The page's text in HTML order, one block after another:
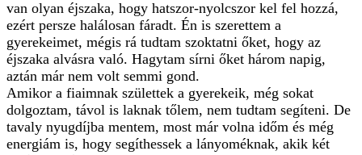
van olyan éjszaka, hogy hatszor-nyolcszor kel fel hozzá,
ezért persze halálosan fáradt. Én is szerettem a
gyerekeimet, mégis rá tudtam szoktatni őket, hogy az
éjszaka alvásra való. Hagytam sírni őket három napig,
aztán már nem volt semmi gond.
Amikor a fiaimnak születtek a gyerekeik, még sokat
dolgoztam, távol is laknak tőlem, nem tudtam segíteni. De
tavaly nyugdíjba mentem, most már volna időm és még
energiám is, hogy segíthessek a lányoméknak, akik két